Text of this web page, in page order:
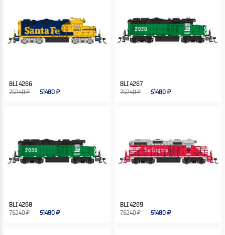
BLI 4266
75240 ₽
51480
BLI 4267
75240 ₽
51480
BLI 4268
75240 ₽
51480
BLI 4269
75240 ₽
51480